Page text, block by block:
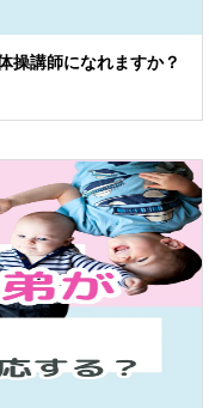
操講師になれますか？